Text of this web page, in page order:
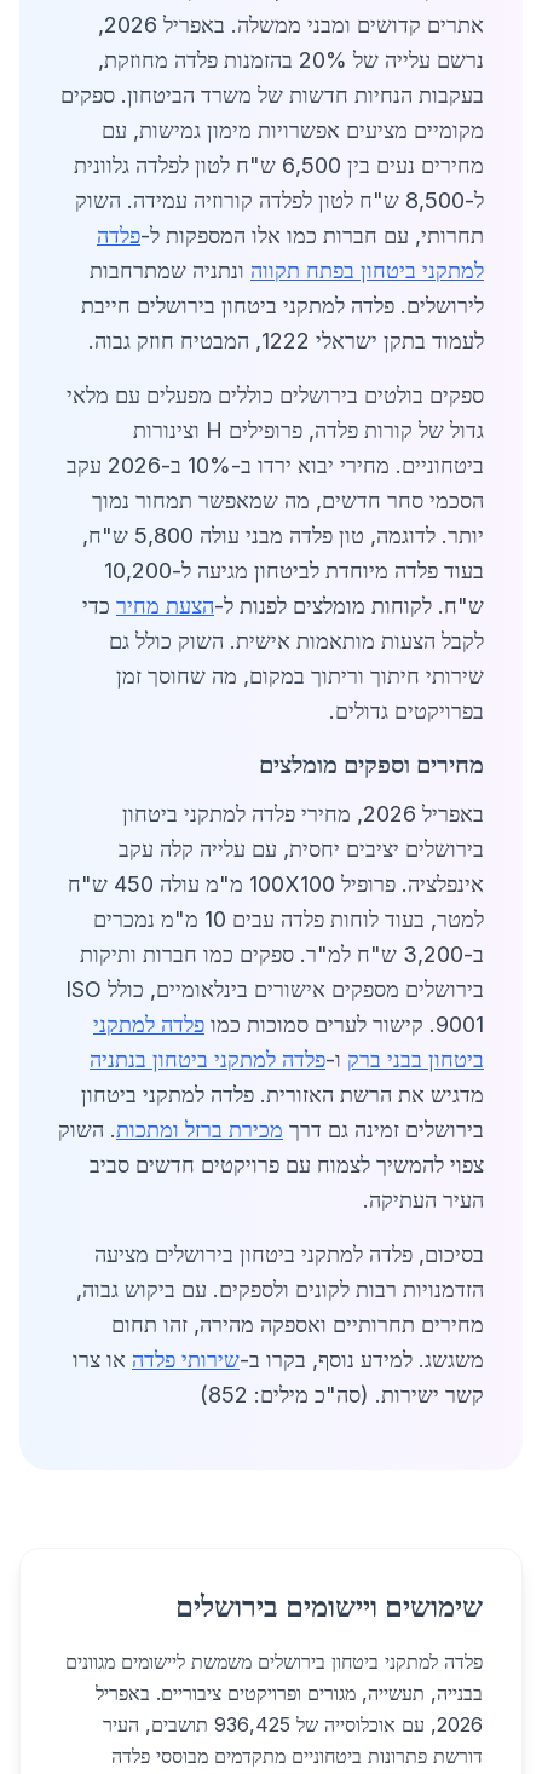
אתרים קדושים ומבני ממשלה. באפריל 2026,
נרשם עלייה של 20% בהזמנות פלדה מחוזקת,
בעקבות הנחיות חדשות של משרד הביטחון. ספקים
מקומיים מציעים אפשרויות מימון גמישות, עם
מחירים נעים בין 6,500 ש"ח לטון לפלדה גלוונית
ל-8,500 ש"ח לטון לפלדה קורוזיה עמידה. השוק
תחרותי, עם חברות כמו אלו המספקות ל-פלדה
למתקני ביטחון בפתח תקווה ונתניה שמתרחבות
לירושלים. פלדה למתקני ביטחון בירושלים חייבת
לעמוד בתקן ישראלי 1222, המבטיח חוזק גבוה.
ספקים בולטים בירושלים כוללים מפעלים עם מלאי
גדול של קורות פלדה, פרופילים H וצינורות
ביטחוניים. מחירי יבוא ירדו ב-10% ב-2026 עקב
הסכמי סחר חדשים, מה שמאפשר תמחור נמוך
יותר. לדוגמה, טון פלדה מבני עולה 5,800 ש"ח,
בעוד פלדה מיוחדת לביטחון מגיעה ל-10,200
ש"ח. לקוחות מומלצים לפנות ל-הצעת מחיר כדי
לקבל הצעות מותאמות אישית. השוק כולל גם
שירותי חיתוך וריתוך במקום, מה שחוסך זמן
בפרויקטים גדולים.
מחירים וספקים מומלצים
באפריל 2026, מחירי פלדה למתקני ביטחון
בירושלים יציבים יחסית, עם עלייה קלה עקב
אינפלציה. פרופיל 100X100 מ"מ עולה 450 ש"ח
למטר, בעוד לוחות פלדה עבים 10 מ"מ נמכרים
ב-3,200 ש"ח למ"ר. ספקים כמו חברות ותיקות
בירושלים מספקים אישורים בינלאומיים, כולל ISO
9001. קישור לערים סמוכות כמו
פלדה למתקני
ביטחון בבני ברק ו-פלדה למתקני ביטחון בנתניה
מדגיש את הרשת האזורית. פלדה למתקני ביטחון
בירושלים זמינה גם דרך מכירת ברזל ומתכות. השוק
צפוי להמשיך לצמוח עם פרויקטים חדשים סביב
העיר העתיקה.
בסיכום, פלדה למתקני ביטחון בירושלים מציעה
הזדמנויות רבות לקונים ולספקים. עם ביקוש גבוה,
מחירים תחרותיים ואספקה מהירה, זהו תחום
משגשג. למידע נוסף, בקרו ב-שירותי פלדה או צרו
קשר ישירות. (סה"כ מילים: 852)
שימושים ויישומים בירושלים
פלדה למתקני ביטחון בירושלים משמשת ליישומים מגוונים
בבנייה, תעשייה, מגורים ופרויקטים ציבוריים. באפריל
2026, עם אוכלוסייה של 936,425 תושבים, העיר
דורשת פתרונות ביטחוניים מתקדמים מבוססי פלדה